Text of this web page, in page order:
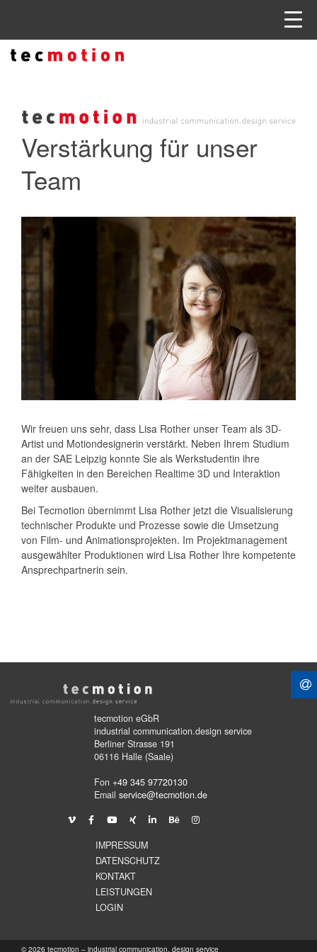
Verstärkung für unser
Team
Wir freuen uns sehr, dass Lisa Rother unser Team als 3D-
Artist und Motiondesignerin verstärkt. Neben Ihrem Studium
an der SAE Leipzig konnte Sie als Werkstudentin ihre
Fähigkeiten in den Bereichen Realtime 3D und Interaktion
weiter ausbauen.
Bei Tecmotion übernimmt Lisa Rother jetzt die Visualisierung
technischer Produkte und Prozesse sowie die Umsetzung
von Film- und Animationsprojekten. Im Projektmanagement
ausgewählter Produktionen wird Lisa Rother Ihre kompetente
Ansprechpartnerin sein.
tecmotion eGbR
industrial communication.design service
Berliner Strasse 191
06116 Halle (Saale)
Fon +49 345 97720130
Email service@tecmotion.de
IMPRESSUM
DATENSCHUTZ
KONTAKT
LEISTUNGEN
LOGIN
© 2026 tecmotion – industrial communication. design service